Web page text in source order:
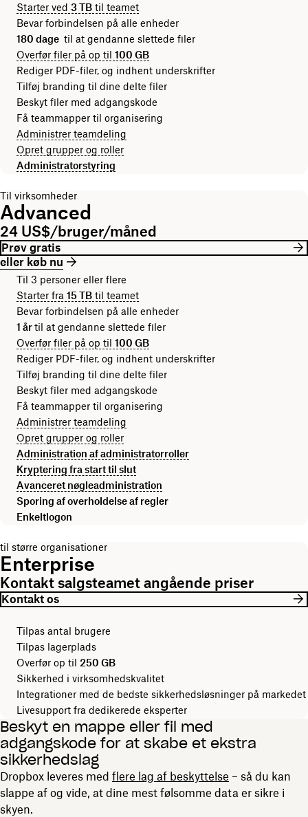
Starter ved 3 TB til teamet
Bevar forbindelsen på alle enheder
180 dage til at gendanne slettede filer
Overfør filer på op til 100 GB
Rediger PDF-filer, og indhent underskrifter
Tilføj branding til dine delte filer
Beskyt filer med adgangskode
Få teammapper til organisering
Administrer teamdeling
Opret grupper og roller
Administratorstyring
Til virksomheder
Advanced
24 US$/bruger/måned
Prøv gratis
eller køb nu
Til 3 personer eller flere
Starter fra 15 TB til teamet
Bevar forbindelsen på alle enheder
1 årtil at gendanne slettede filer
Overfør filer på op til 100 GB
Rediger PDF-filer, og indhent underskrifter
Tilføj branding til dine delte filer
Beskyt filer med adgangskode
Få teammapper til organisering
Administrer teamdeling
Opret grupper og roller
Administration af administratorroller
Kryptering fra start til slut
Avanceret nøgleadministration
Sporing af overholdelse af regler
Enkeltlogon
til større organisationer
Enterprise
Kontakt salgsteamet angående priser
Kontakt os
Tilpas antal brugere
Tilpas lagerplads
Overfør op til 250 GB
Sikkerhed i virksomhedskvalitet
Integrationer med de bedste sikkerhedsløsninger på markedet
Livesupport fra dedikerede eksperter
Beskyt en mappe eller fil med
adgangskode for at skabe et ekstra
sikkerhedslag
Dropbox leveres med flere lag af beskyttelse – så du kan
slappe af og vide, at dine mest følsomme data er sikre i
skyen.